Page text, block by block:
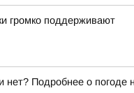
громко поддерживают
нет? Подробнее о погоде